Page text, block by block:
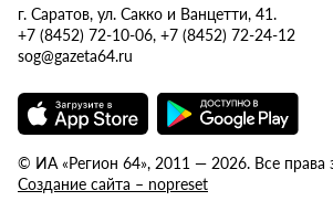
г. Саратов, ул. Сакко и Ванцетти, 41.
+7 (8452) 72-10-06, +7 (8452) 72-24-12
sog@gazeta64.ru
© ИА «Регион 64», 2011 — 2026. Все
Создание сайта – nopreset